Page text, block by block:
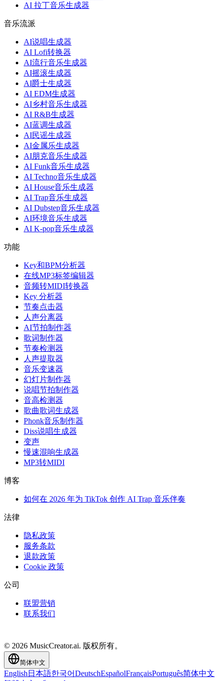
AI 拉丁音乐生成器
音乐流派
AI说唱生成器
AI Lofi转换器
AI流行音乐生成器
AI摇滚生成器
AI爵士生成器
AI EDM生成器
AI乡村音乐生成器
AI R&B生成器
AI蓝调生成器
AI民谣生成器
AI金属乐生成器
AI朋克音乐生成器
AI Funk音乐生成器
AI Techno音乐生成器
AI House音乐生成器
AI Trap音乐生成器
AI Dubstep音乐生成器
AI环境音乐生成器
AI K-pop音乐生成器
功能
Key和BPM分析器
在线MP3标签编辑器
音频转MIDI转换器
Key 分析器
节奏点击器
人声分离器
AI节拍制作器
歌词制作器
节奏检测器
人声提取器
音乐变速器
幻灯片制作器
说唱节拍制作器
音高检测器
歌曲歌词生成器
Phonk音乐制作器
Diss说唱生成器
变声
慢速混响生成器
MP3转MIDI
博客
如何在 2026 年为 TikTok 创作 AI Trap 音乐伴奏
法律
隐私政策
服务条款
退款政策
Cookie 政策
公司
联盟营销
联系我们
© 2026 MusicCreator.ai. 版权所有。
简体中文
English 日本語한국어DeutschEspañolFrançaisPortuguês简体中文